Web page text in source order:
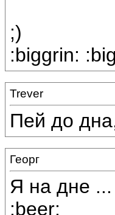
;)
:biggrin:
Trever
Пей до
Георг
Я на дне ...
:beer: